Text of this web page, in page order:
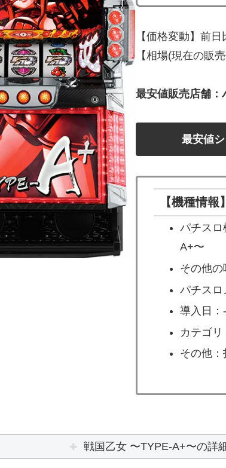
【価格変動】前
【相場(現在の販
最安値販売店舗：
最安値
【機種情
パチスロ
A+〜
その他
パチスロ
導入日：
カテゴリ
その他
戦国乙女 〜TYPE-A+〜の詳